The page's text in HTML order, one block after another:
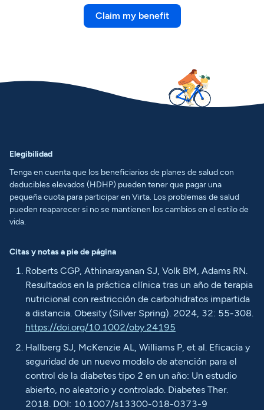
Claim my benefit
Elegibilidad
Tenga en cuenta que los beneficiarios de planes de salud con
deducibles elevados (HDHP) pueden tener que pagar una
pequeña cuota para participar en Virta. Los problemas de salud
pueden reaparecer si no se mantienen los cambios en el estilo de
vida.
Citas y notas a pie de página
Roberts CGP, Athinarayanan SJ, Volk BM, Adams RN.
Resultados en la práctica clínica tras un año de terapia
nutricional con restricción de carbohidratos impartida
a distancia. Obesity (Silver Spring). 2024, 32: 55-308.
https://doi.org/10.1002/oby.24195
Hallberg SJ, McKenzie AL, Williams P, et al. Eficacia y
seguridad de un nuevo modelo de atención para el
control de la diabetes tipo 2 en un año: Un estudio
abierto, no aleatorio y controlado. Diabetes Ther.
2018. DOI: 10.1007/s13300-018-0373-9